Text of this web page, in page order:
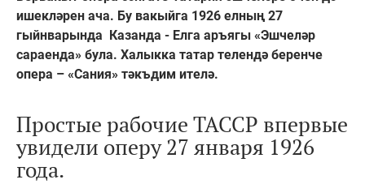
ишекләрен ача. Бу вакыйга 1926 елның 27
гыйнварында Казанда - Елга аръягы «Эшчеләр
сараенда» була. Халыкка татар телендә беренче
опера – «Сания» тәкъдим ителә.
Простые рабочие ТАССР впервые
увидели оперу 27 января 1926
года.